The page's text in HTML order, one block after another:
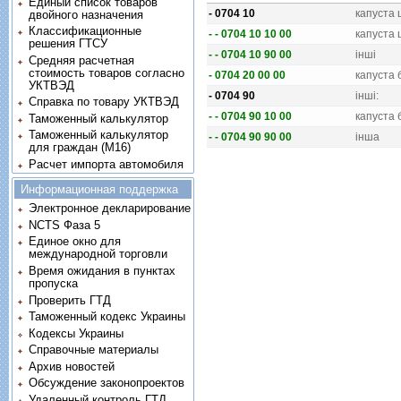
- 0704 10
капуста
- - 0704 10 10 00
капуста
- - 0704 10 90 00
iншi
- 0704 20 00 00
капуста
- 0704 90
iншi:
- - 0704 90 10 00
капуста
- - 0704 90 90 00
iнша
двойного назначения
Классификационные
решения ГТСУ
Средняя расчетная
стоимость товаров согласно
УКТВЭД
Справка по товару УКТВЭД
Таможенный калькулятор
Таможенный калькулятор
для граждан (M16)
Расчет импорта автомобиля
Информационная поддержка
Электронное декларирование
NCTS Фаза 5
Единое окно для
международной торговли
Время ожидания в пунктах
пропуска
Проверить ГТД
Таможенный кодекс Украины
Кодексы Украины
Справочные материалы
Архив новостей
Обсуждение законопроектов